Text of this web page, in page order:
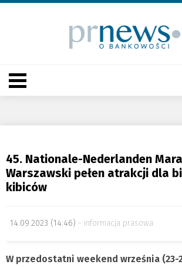
45. Nationale-Nederlanden
Warszawski pełen atrakcji dla
kibiców
14.09.2023 (14:46) informacja prasowa
W przedostatni weekend września (23-